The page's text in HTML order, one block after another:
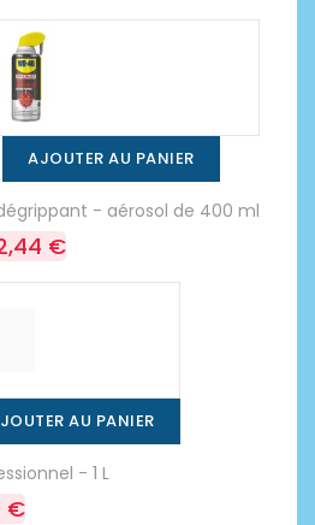
AJOUTER AU PANIER
- aérosol de 400 ml
€
AU PANIER
- 1 L
€